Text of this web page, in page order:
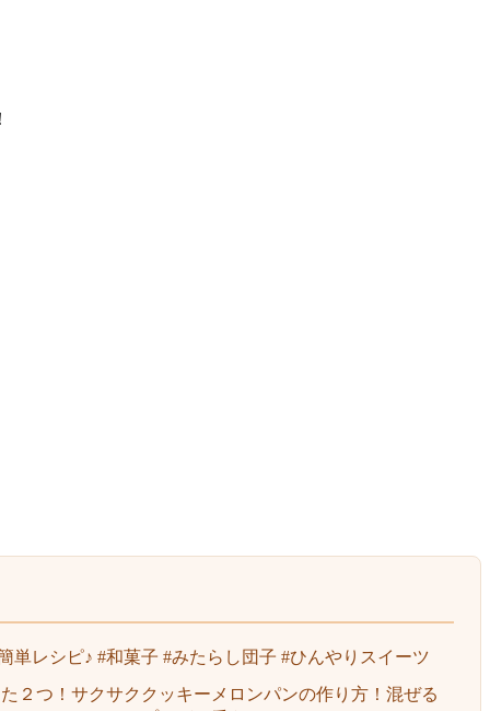
単レシピ♪ #和菓子 #みたらし団子 #ひんやりスイーツ
２つ！サクサククッキーメロンパンの作り方！混ぜる